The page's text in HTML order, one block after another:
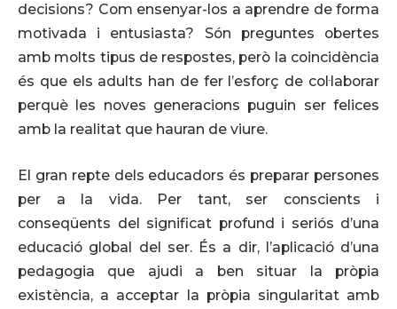
decisions? Com ensenyar-los a aprendre de forma
motivada i entusiasta? Són preguntes obertes
amb molts tipus de respostes, però la coincidència
és que els adults han de fer l’esforç de col·laborar
perquè les noves generacions puguin ser felices
amb la realitat que hauran de viure.
El gran repte dels educadors és preparar persones
per a la vida. Per tant, ser conscients i
conseqüents del significat profund i seriós d’una
educació global del ser. És a dir, l’aplicació d’una
pedagogia que ajudi a ben situar la pròpia
existència, a acceptar la pròpia singularitat amb